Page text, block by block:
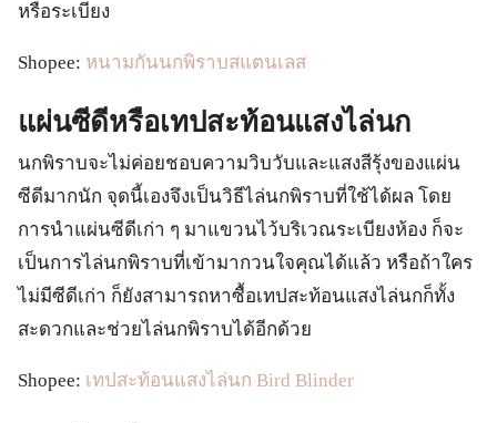
หรือระเบียง
Shopee: หนามกันนกพิราบสแตนเลส
แผ่นซีดีหรือเทปสะท้อนแสงไล่นก
นกพิราบจะไม่ค่อยชอบความวิบวับและแสงสีรุ้งของแผ่น
ซีดีมากนัก จุดนี้เองจึงเป็นวิธีไล่นกพิราบที่ใช้ได้ผล โดย
การนำแผ่นซีดีเก่า ๆ มาแขวนไว้บริเวณระเบียงห้อง ก็จะ
เป็นการไล่นกพิราบที่เข้ามากวนใจคุณได้แล้ว หรือถ้าใคร
ไม่มีซีดีเก่า ก็ยังสามารถหาซื้อเทปสะท้อนแสงไล่นกก็ทั้ง
สะดวกและช่วยไล่นกพิราบได้อีกด้วย
Shopee: เทปสะท้อนแสงไล่นก Bird Blinder